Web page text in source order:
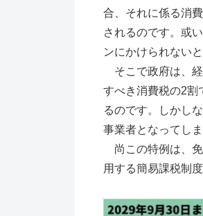
合、それに係る消
されるのです。或
ンにかけられない
そこで政府は、経
すべき消費税の2割
るのです。しかし
事業者となってしま
尚この特例は、免
用する簡易課税制